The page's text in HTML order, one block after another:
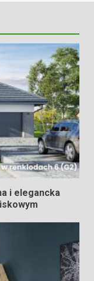
i elegancka